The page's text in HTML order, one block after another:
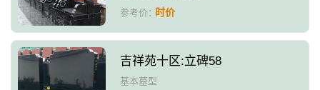
参考价：时价
吉祥苑十区:立碑58
基本墓型